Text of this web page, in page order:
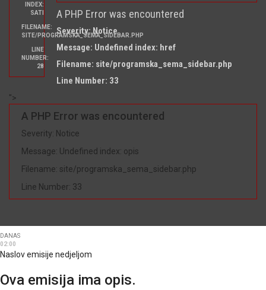
INDEX:
SATI
FILENAME:
SITE/PROGRAMSKA_SEMA_SIDEBAR.PHP
LINE
NUMBER:
28
A PHP Error was encountered
Severity: Notice
Message: Undefined index: href
Filename: site/programska_sema_sidebar.php
Line Number: 33
">
A PHP Error was encountered
Severity: Notice
Message: Undefined index: opis
Filename: site/programska_sema_sidebar.php
Line Number: 33
DANAS
02:00
Naslov emisije nedjeljom
Ova emisija ima opis.